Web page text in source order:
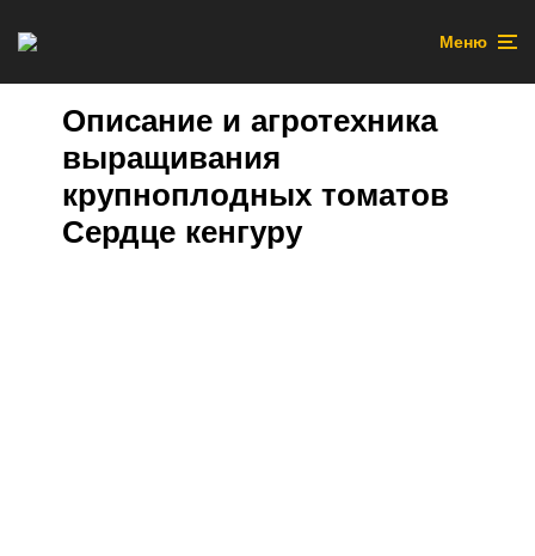
Меню
Описание и агротехника
выращивания
крупноплодных томатов
Сердце кенгуру